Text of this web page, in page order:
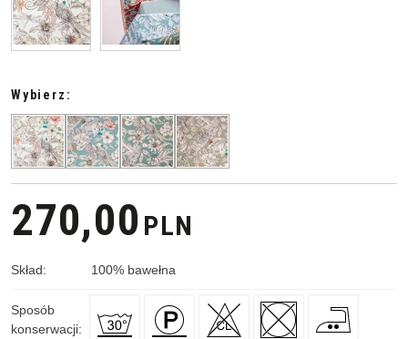
Wybierz:
270,00 PLN
Skład: 100% bawełna
Sposób
konserwacji: